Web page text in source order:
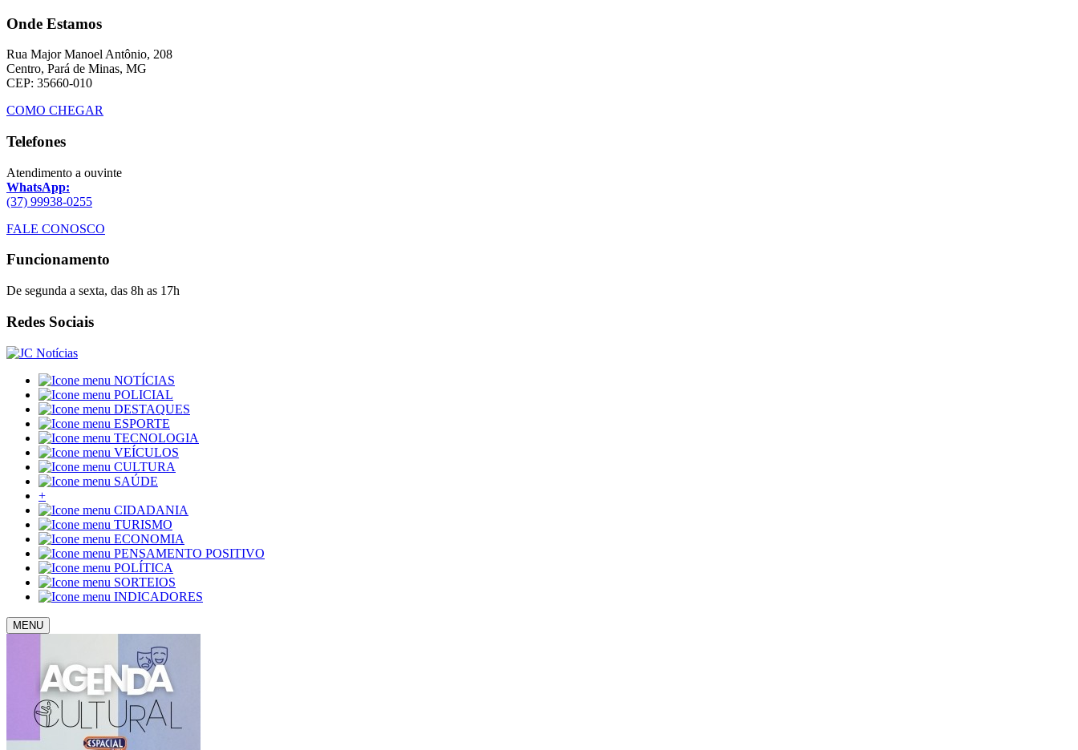
Onde Estamos
Rua Major Manoel Antônio, 208
Centro, Pará de Minas, MG
CEP: 35660-010
COMO CHEGAR
Telefones
Atendimento a ouvinte
WhatsApp:
(37) 99938-0255
FALE CONOSCO
Funcionamento
De segunda a sexta, das 8h as 17h
Redes Sociais
NOTÍCIAS
POLICIAL
DESTAQUES
ESPORTE
TECNOLOGIA
VEÍCULOS
CULTURA
SAÚDE
+
CIDADANIA
TURISMO
ECONOMIA
PENSAMENTO POSITIVO
POLÍTICA
SORTEIOS
INDICADORES
MENU